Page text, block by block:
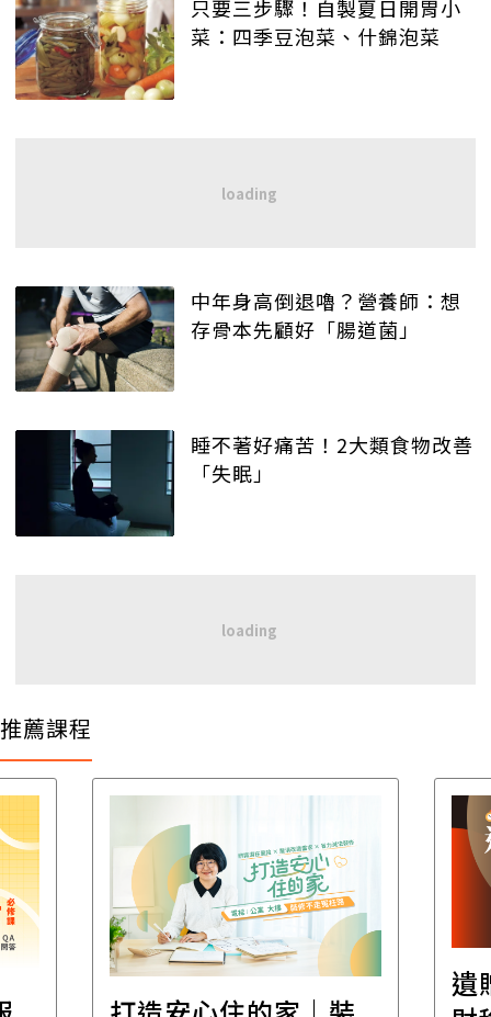
只要三步驟！自製夏日開胃小
菜：四季豆泡菜、什錦泡菜
中年身高倒退嚕？營養師：想
存骨本先顧好「腸道菌」
睡不著好痛苦！2大類食物改善
「失眠」
推薦課程
遺